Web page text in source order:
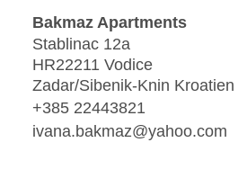
Bakmaz Apartments
Stablinac 12a
HR22211 Vodice
Zadar/Sibenik-Knin Kroatien
+385 22443821
ivana.bakmaz@yahoo.com